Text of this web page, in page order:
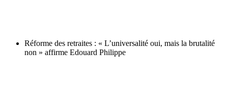
Réforme des retraites : « L’universalité oui, mais la brutalité
non » affirme Edouard Philippe